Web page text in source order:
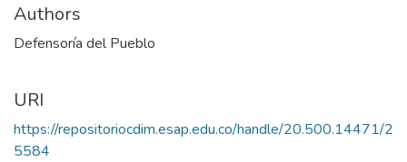
Authors
Defensoría del Pueblo
URI
https://repositoriocdim.esap.edu.co/handle/20.500.14471/2
5584